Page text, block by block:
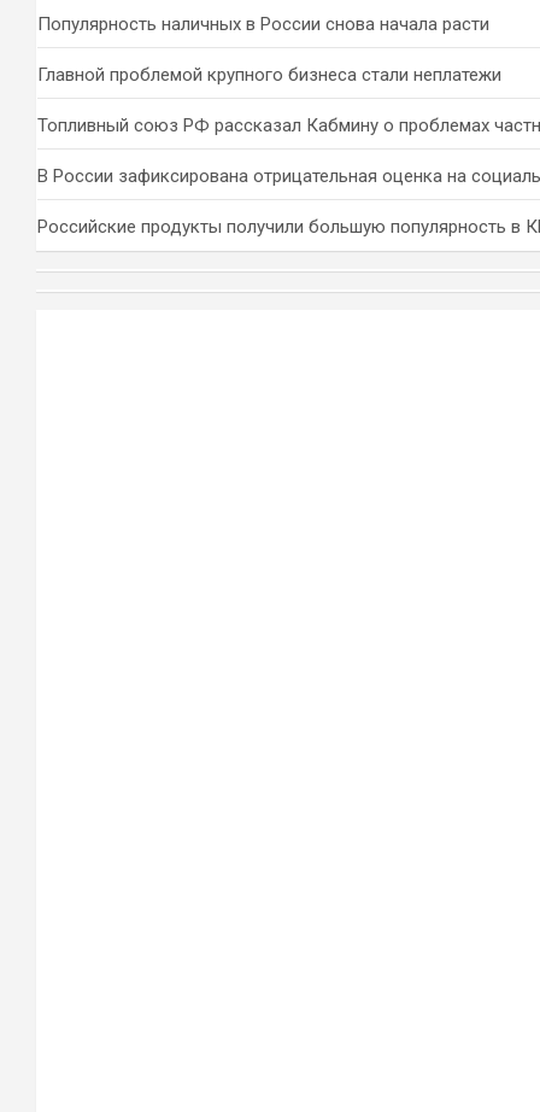
Популярность наличных в России снова начала расти
Главной проблемой крупного бизнеса стали неплатежи
Топливный союз РФ рассказал Кабмину о проблемах
В России зафиксирована отрицательная оценка на
Российские продукты получили большую популярность в